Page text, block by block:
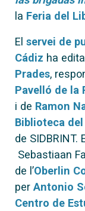
la Feria del
El servei de
Cádiz ha
Prades,
Pavelló de la
i de Ramon
Biblioteca
de
Sebastiaan
de l’Oberlin
per Antonio
Centro de